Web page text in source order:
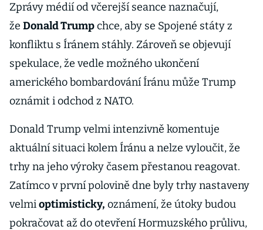
Zprávy médií od včerejší seance naznačují,
že Donald Trumpchce, aby se Spojené státy z
konfliktu s Íránem stáhly. Zároveň se objevují
spekulace, že vedle možného ukončení
amerického bombardování Íránu může Trump
oznámit i odchod z NATO.
Donald Trump velmi intenzivně komentuje
aktuální situaci kolem Íránu a nelze vyloučit, že
trhy na jeho výroky časem přestanou reagovat.
Zatímco v první polovině dne byly trhy nastaveny
velmioptimisticky, oznámení, že útoky budou
pokračovat až do otevření Hormuzského průlivu,